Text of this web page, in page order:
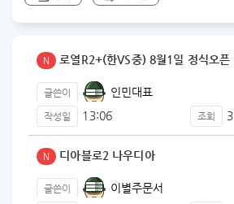
N 로열R2+(한VS중) 8월1일 정식오픈
글쓴이 인민대표
작성일 13:06 조회 3
N 디아블로2 나우디아
글쓴이 이별주문서